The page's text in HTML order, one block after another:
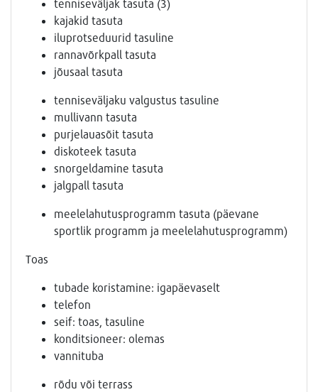
tenniseväljak tasuta (3)
kajakid tasuta
iluprotseduurid tasuline
rannavõrkpall tasuta
jõusaal tasuta
tenniseväljaku valgustus tasuline
mullivann tasuta
purjelauasõit tasuta
diskoteek tasuta
snorgeldamine tasuta
jalgpall tasuta
meelelahutusprogramm tasuta (päevane
sportlik programm ja meelelahutusprogramm)
Toas
tubade koristamine: igapäevaselt
telefon
seif: toas, tasuline
konditsioneer: olemas
vannituba
rõdu või terrass